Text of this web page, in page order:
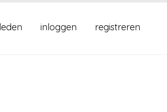
inloggen registreren